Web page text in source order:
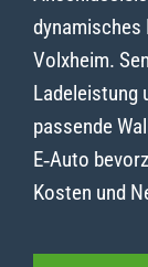
dynamisches
Volxheim.
Ladeleistung
passende
E‑Auto
Kosten und